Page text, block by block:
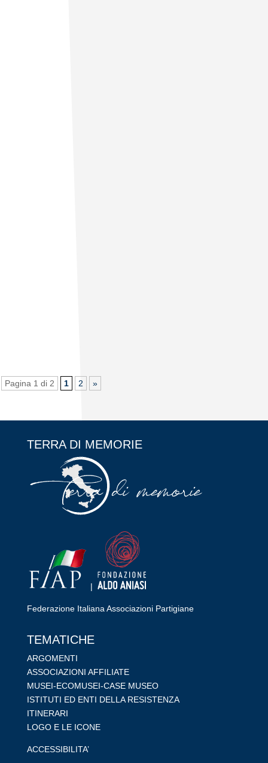
Pagina 1 di 2 1 2 »
TERRA DI MEMORIE
|
Federazione Italiana Associazioni Partigiane
TEMATICHE
ARGOMENTI
ASSOCIAZIONI AFFILIATE
MUSEI-ECOMUSEI-CASE MUSEO
ISTITUTI ED ENTI DELLA RESISTENZA
ITINERARI
LOGO E LE ICONE
ACCESSIBILITA’
RIPRISTINA
-A 100% +A
Alto Contrasto
Modalità Scura
Disattiva Immagini
Evidenzia Link